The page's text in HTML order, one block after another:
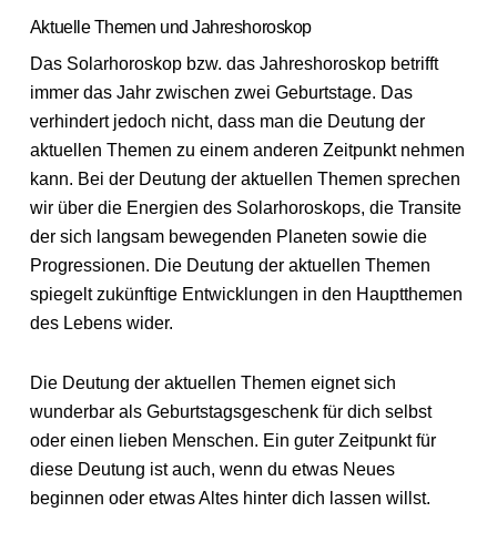
Aktuelle Themen und Jahreshoroskop
Das Solarhoroskop bzw. das Jahreshoroskop betrifft
immer das Jahr zwischen zwei Geburtstage. Das
verhindert jedoch nicht, dass man die Deutung der
aktuellen Themen zu einem anderen Zeitpunkt nehmen
kann. Bei der Deutung der aktuellen Themen sprechen
wir über die Energien des Solarhoroskops, die Transite
der sich langsam bewegenden Planeten sowie die
Progressionen. Die Deutung der aktuellen Themen
spiegelt zukünftige Entwicklungen in den Hauptthemen
des Lebens wider.
Die Deutung der aktuellen Themen eignet sich
wunderbar als Geburtstagsgeschenk für dich selbst
oder einen lieben Menschen. Ein guter Zeitpunkt für
diese Deutung ist auch, wenn du etwas Neues
beginnen oder etwas Altes hinter dich lassen willst.